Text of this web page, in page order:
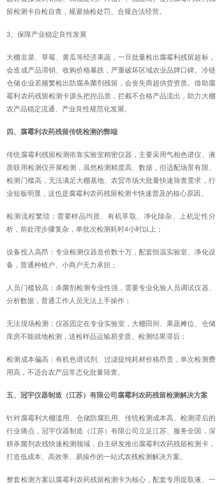
留检测卡自检自查，规避抽检处罚、合规合法经营。
3、保障产业稳定良性发展
大棚韭菜、草莓、黄瓜等经济果蔬，一旦批量检出腐霉利残留超标，
会造成产品滞销、收购价格暴跌，严重破坏区域农业品牌口碑。冷链
仓储企业若频繁检出防腐杀菌剂残留，会丧失商超供货资质。借助腐
霉利农药残留检测卡源头把控品质，拦截不合格产品流出，助力大棚
农产品稳定流通、产业良性规范化发展。
四、腐霉利农药残留传统检测的弊端
传统腐霉利残留检测依靠实验室精密仪器，主要采用气相色谱仪、液
质联用检测仪开展检测，虽然检测精度高、数据，但适配场景有限、
检测门槛高，无法满足大棚基地、农贸市场大批量快速筛查需求，行
业短板明显，这也是腐霉利农药残留检测卡快速普及的核心原因。
检测流程繁琐：需要样品均质、有机萃取、净化除杂、上机定性分
析，前处理步骤复杂，单批次检测耗时4小时以上；
设备投入高昂：专业检测仪器造价数十万，配套恒温实验室、净化设
备，普通种植户、小商户无力承担；
人员门槛较高：杀菌剂检测专业性强，需要专业化验人员调试仪器、
分析数据，普通工作人员无法上手操作；
无法现场检测：仪器固定在专业实验室，大棚田间、果蔬摊位、仓储
库房不能就地检测，送检样品运输易变质、检测结果滞后；
检测成本偏高：有机色谱试剂、过滤提纯耗材价格昂贵，单次检测费
用高，不适合农产品常态化批量筛查。
五、冠宇仪器制造（江苏）有限公司腐霉利农药残留检测解决方案
针对腐霉利大棚滥用、仓储防腐乱用、传统检测成本高、检测滞后的
行业痛点，冠宇仪器制造（江苏）有限公司立足江苏、服务全国，深
耕杀菌剂农残快速检测领域，自主研发推出腐霉利农药残留检测卡，
打造低成本、高效率、易操作的一站式农残检测解决方案。
整套检测方案以腐霉利农药残留检测卡为核心，配套专用提取液、一